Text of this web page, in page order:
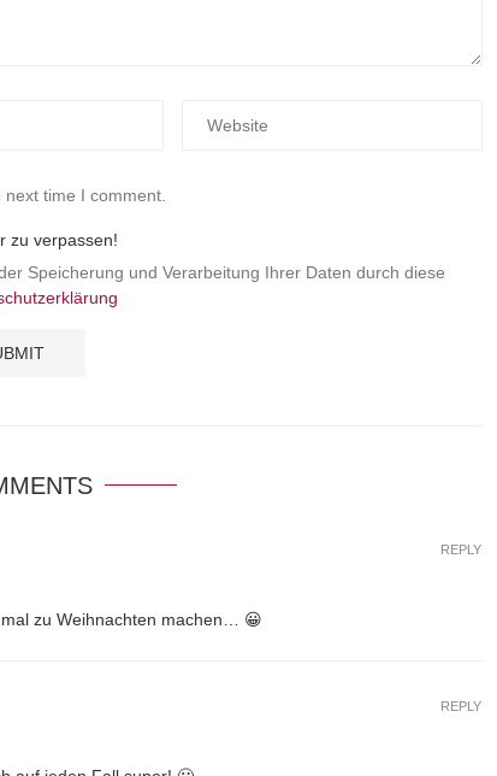
time I comment.
zu verpassen!
Speicherung und Verarbeitung Ihrer Daten durch diese
zu Weihnachten machen… 😀
REPLY
REPLY